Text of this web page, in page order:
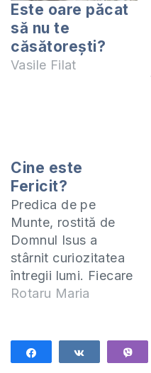
Este oare păcat
să nu te
căsătoreşti?
Vasile Filat
Cine este
Fericit?
Predica de pe
Munte, rostită de
Domnul Isus a
stârnit curiozitatea
întregii lumi. Fiecare
rând-este o
exprimă o stare
deosebită pe care o
Rotaru Maria